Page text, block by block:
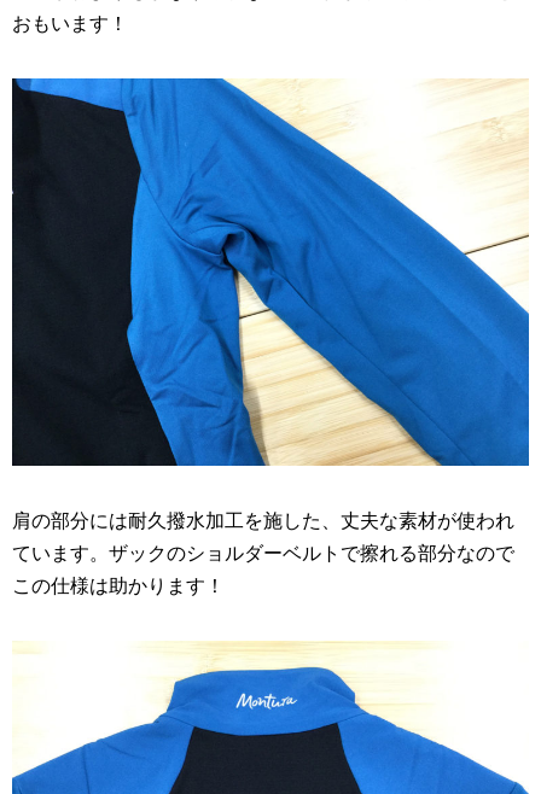
おもいます！
肩の部分には耐久撥水加工を施した、丈夫な素材が使われ
ています。ザックのショルダーベルトで擦れる部分なので
この仕様は助かります！